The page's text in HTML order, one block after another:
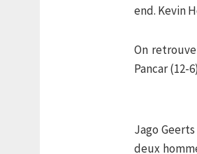
end. Kevin
On
Pancar (12-
Jago
deux